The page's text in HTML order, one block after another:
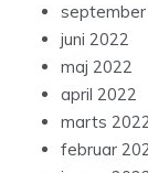
juni 2022
maj 2022
april 2022
marts
februar